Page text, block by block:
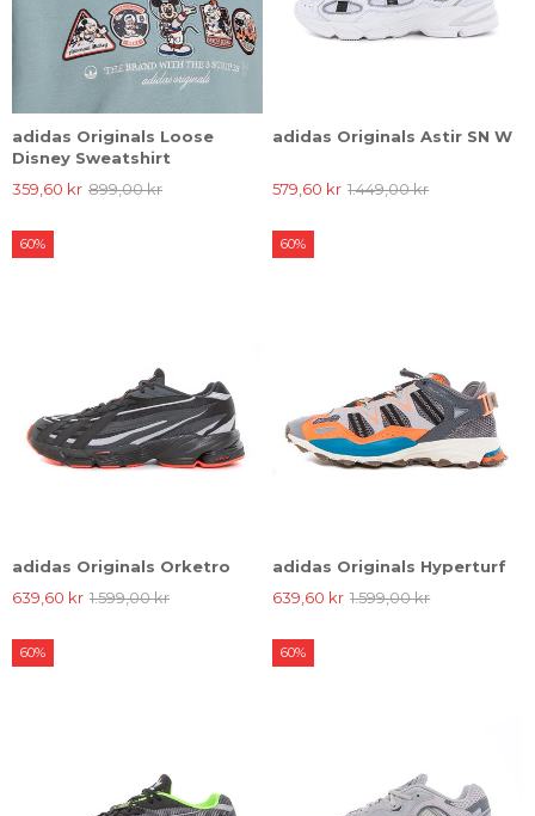
adidas Originals Loose
Disney Sweatshirt
359,60 kr 899,00 kr
adidas Originals Astir SN W
579,60 kr 1.449,00 kr
adidas Originals Orketro
639,60 kr 1.599,00 kr
60%
adidas Originals Hyperturf
639,60 kr 1.599,00 kr
60%
60% 60%